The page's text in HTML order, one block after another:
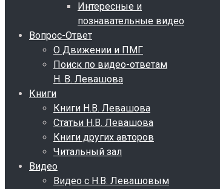
Интересные и
познавательные видео
Вопрос-Ответ
О Движении и ПМГ
Поиск по видео-ответам
Н. В. Левашова
Книги
Книги Н.В. Левашова
Статьи Н.В. Левашова
Книги других авторов
Читальный зал
Видео
Видео с Н.В. Левашовым